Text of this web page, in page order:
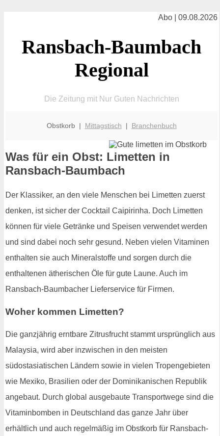
Abo | 09.08.2026
Ransbach-Baumbach
Regional
Die Zeitung mit Nur Guten Nachrichten
Obstkorb | Mittagstisch | Branchenbuch
Was für ein Obst: Limetten in
Ransbach-Baumbach
Der Klassiker, an den viele Menschen bei Limetten zuerst
denken, ist sicher der Cocktail Caipirinha. Doch Limetten
können für viele Getränke und Speisen verwendet werden
und sind dabei noch sehr gesund. Neben vielen Vitaminen
enthalten sie auch Mineralstoffe und sorgen durch die
enthaltenen ätherischen Öle für gute Laune. Auch im
Ransbach-Baumbacher Lieferservice für Firmen.
Woher kommen Limetten?
Die ganzjährig erntbare Zitrusfrucht stammt ursprünglich aus
Malaysia, wird aber inzwischen in den meisten
südostasiatischen Ländern sowie in vielen Tropengebieten
wie Mexiko, Brasilien oder der Dominikanischen Republik
angebaut. Durch global ausgebaute Transportwege sind die
Vitaminbomben in Deutschland das ganze Jahr über
erhältlich und auch regelmäßig im Obstkorb für Ransbach-